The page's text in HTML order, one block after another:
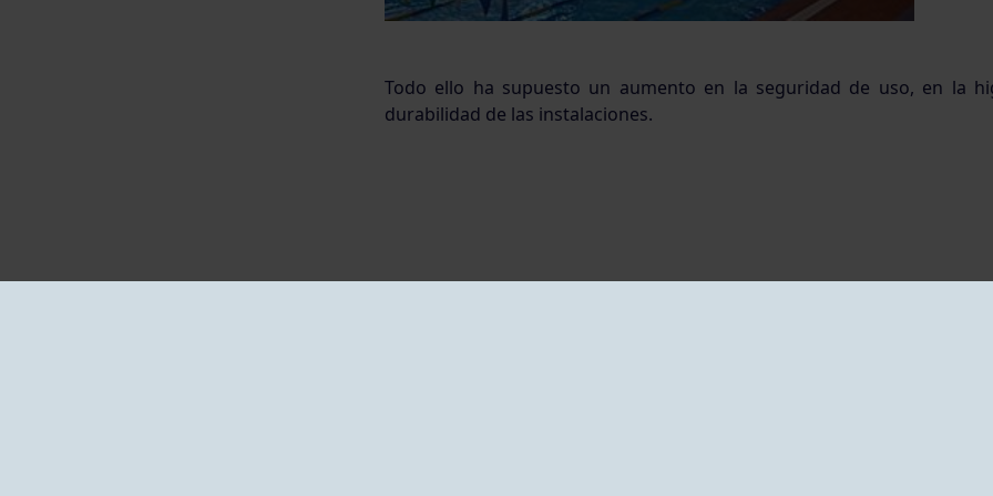
Todo ello ha supuesto un aumento en la seguridad de uso, en la
durabilidad de las instalaciones.